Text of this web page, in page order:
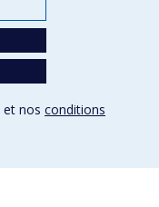
et nos conditions